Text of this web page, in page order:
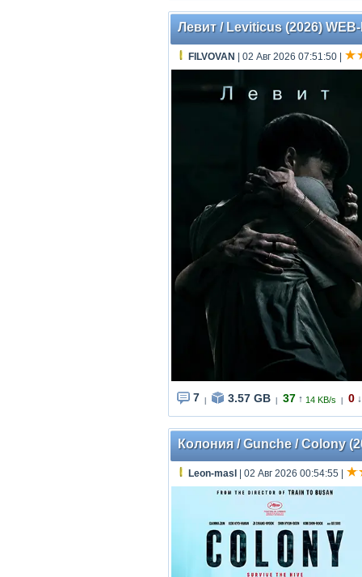
Левит / Leviticus (2026)
FILVOVAN | 02 Авг 2026 07:51:50
7 3.57 GB 37 ↑ 14 KB/s 0 ↓
Колония / Gunche / Colony
Leon-masl | 02 Авг 2026 00:54:55